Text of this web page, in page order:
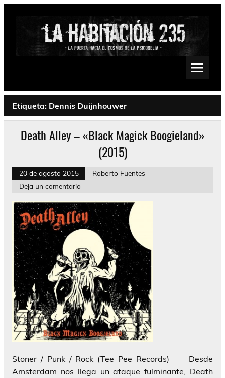
Saltar
Psychedelic, Stoner, Doom, Sludge, Fuzz, Space, Drone
Etiqueta: Dennis Duijnhouwer
Death Alley – «Black Magick Boogieland»
(2015)
20 de agosto 2015
Roberto Fuentes
Deja un comentario
Stoner / Punk / Rock (Tee Pee Records) Desde
Amsterdam nos llega un ataque fulminante, Death